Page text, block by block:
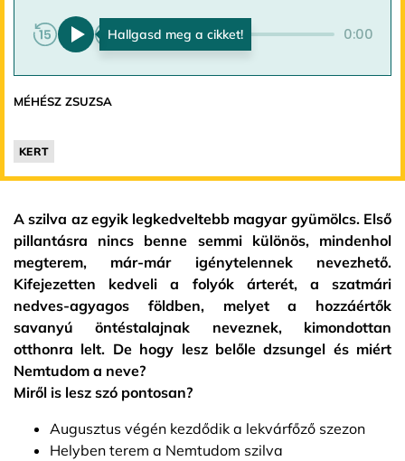
0:00 0:00
MÉHÉSZ ZSUZSA
KERT
A szilva az egyik legkedveltebb magyar gyümölcs. Első
pillantásra nincs benne semmi különös, mindenhol
megterem, már-már igénytelennek nevezhető.
Kifejezetten kedveli a folyók árterét, a szatmári
nedves-agyagos földben, melyet a hozzáértők
savanyú öntéstalajnak neveznek, kimondottan
otthonra lelt. De hogy lesz belőle dzsungel és miért
Nemtudom a neve?
Miről is lesz szó pontosan?
Augusztus végén kezdődik a lekvárfőző szezon
Helyben terem a Nemtudom szilva